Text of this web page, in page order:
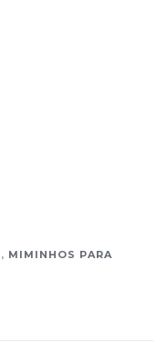
, MIMINHOS PARA